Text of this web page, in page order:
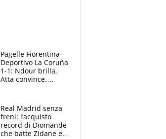
Pagelle Fiorentina-
Deportivo La Coruña
1-1: Ndour brilla,
Atta convince.
Real Madrid senza
freni: l’acquisto
record di Diomande
che batte Zidane e